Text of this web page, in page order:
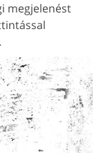
megjelenést